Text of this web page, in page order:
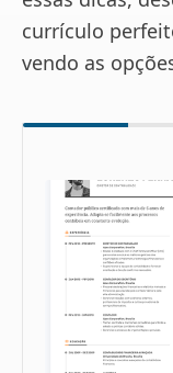
currículo
vendo as